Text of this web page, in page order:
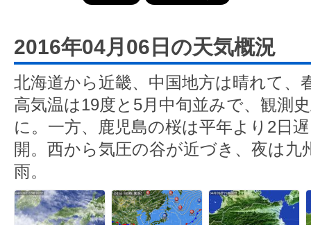
2016年04月06日の天気概況
北海道から近畿、中国地方は晴れて、
高気温は19度と5月中旬並みで、観測
に。一方、鹿児島の桜は平年より2日
開。西から気圧の谷が近づき、夜は九
雨。